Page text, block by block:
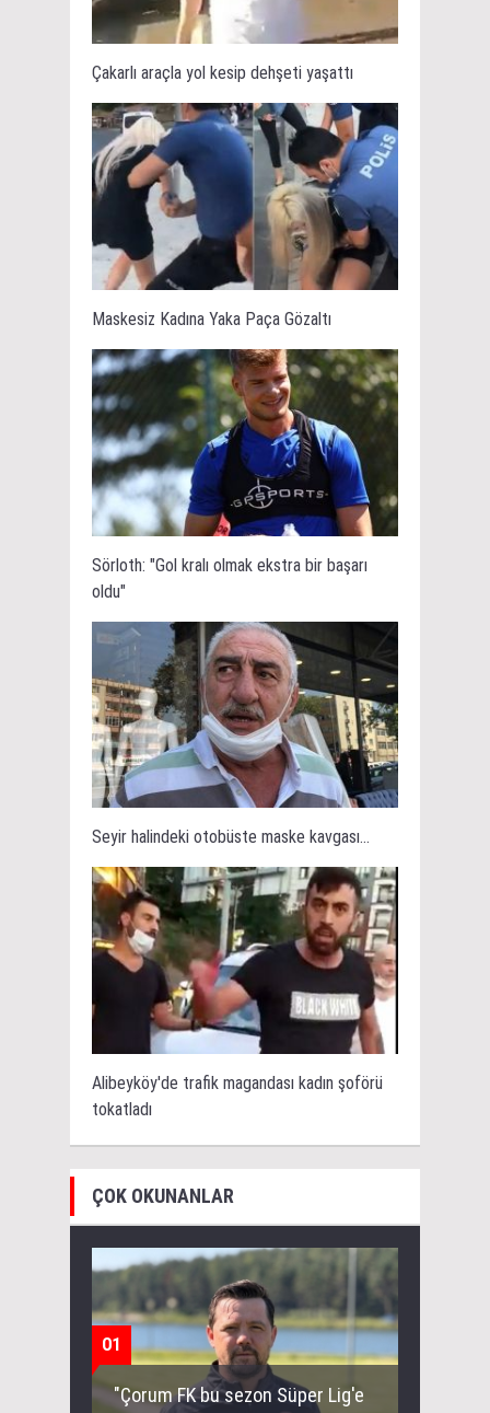
Çakarlı araçla yol kesip dehşeti yaşattı
Maskesiz Kadına Yaka Paça Gözaltı
Sörloth: "Gol kralı olmak ekstra bir başarı
oldu"
Seyir halindeki otobüste maske kavgası...
Alibeyköy'de trafik magandası kadın şoförü
tokatladı
ÇOK OKUNANLAR
01
"Çorum FK bu sezon Süper Lig'e